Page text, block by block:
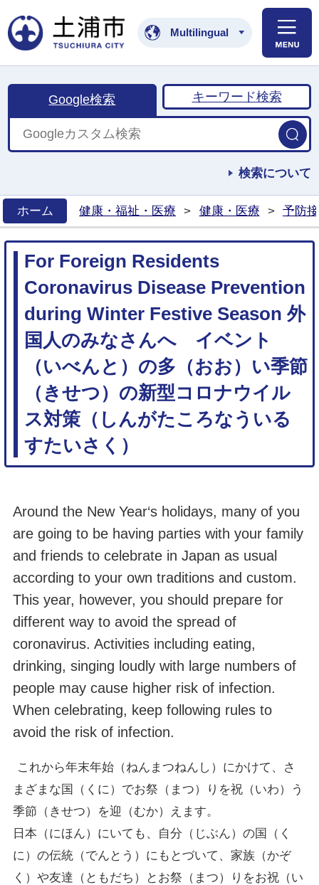
土浦市公式ホームペ
Multilingual
Google検索 キーワード検索
検索について
ホーム
健康・福祉・医療 > 健康・医療 > 予防
For Foreign Residents
Coronavirus Disease Prevention
during Winter Festive Season 外
国人のみなさんへ イベント
（いべんと）の多（おお）い季節
（きせつ）の新型コロナウイル
ス対策（しんがたころなういる
すたいさく）
Around the New Year‘s holidays, many of you
are going to be having parties with your family
and friends to celebrate in Japan as usual
according to your own traditions and custom.
This year, however, you should prepare for
different way to avoid the spread of
coronavirus. Activities including eating,
drinking, singing loudly with large numbers of
people may cause higher risk of infection.
When celebrating, keep following rules to
avoid the risk of infection.
これから年末年始（ねんまつねんし）にかけて、さ
まざまな国（くに）でお祭（まつ）りを祝（いわ）う
季節（きせつ）を迎（むか）えます。
日本（にほん）にいても、自分（じぶん）の国（く
に）の伝統（でんとう）にもとづいて、家族（かぞ
く）や友達（ともだち）とお祭（まつ）りをお祝（い